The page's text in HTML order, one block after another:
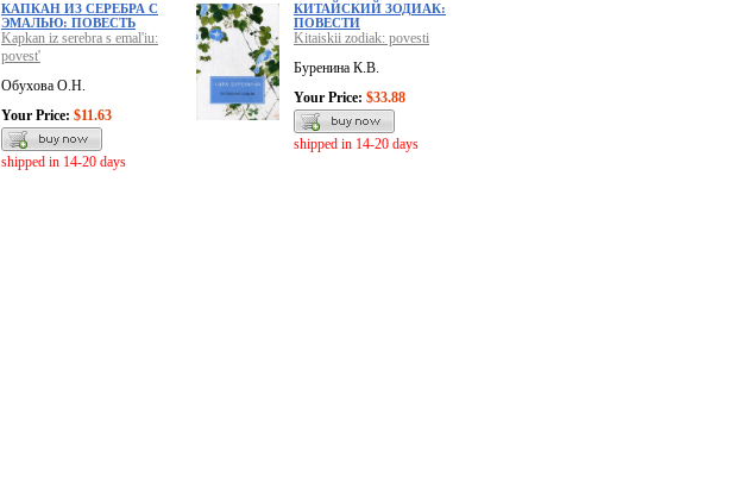
КАПКАН ИЗ СЕРЕБРА С
ЭМАЛЬЮ: ПОВЕСТЬ
Kapkan iz serebra s emal'iu:
povest'
Обухова О.Н.
Your Price: $11.63
shipped in 14-20 days
КИТАЙСКИЙ ЗОДИАК:
ПОВЕСТИ
Kitaiskii zodiak: povesti
Буренина К.В.
Your Price: $33.88
shipped in 14-20 days